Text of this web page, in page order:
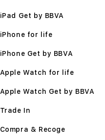
iPad Get by BBVA
iPhone for life
iPhone Get by BBVA
Apple Watch for life
Apple Watch Get by BBVA
Trade In
Compra & Recoge